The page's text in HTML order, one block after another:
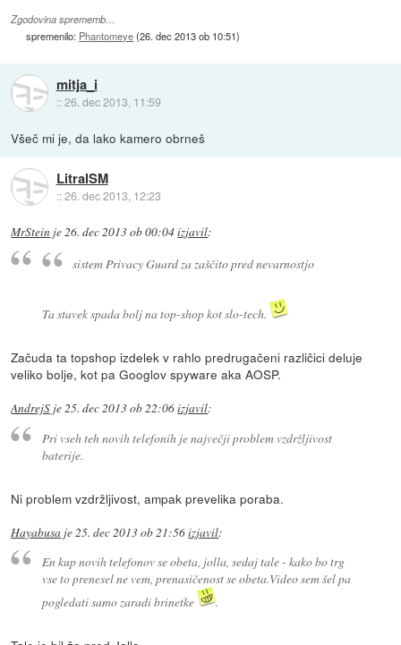
Zgodovina sprememb…
spremenilo: Phantomeye(26. dec 2013 ob 10:51)
mitja_i
::26. dec 2013, 11:59
Všeč mi je, da lako kamero obrneš
LitralSM
::26. dec 2013, 12:23
MrStein je26. dec 2013 ob 00:04izjavil:
sistem Privacy Guard za zaščito pred nevarnostjo
Ta stavek spada bolj na top-shop kot slo-tech.
Začuda ta topshop izdelek v rahlo predrugačeni različici deluje
veliko bolje, kot pa Googlov spyware aka AOSP.
AndrejS je25. dec 2013 ob 22:06izjavil:
Pri vseh teh novih telefonih je največji problem vzdržljivost
baterije.
Ni problem vzdržljivost, ampak prevelika poraba.
Hayabusa je 25. dec 2013 ob 21:56izjavil:
En kup novih telefonov se obeta, jolla, sedaj tale - kako bo trg
vse to prenesel ne vem, prenasičenost se obeta.Video sem šel pa
pogledati samo zaradi brinetke
.